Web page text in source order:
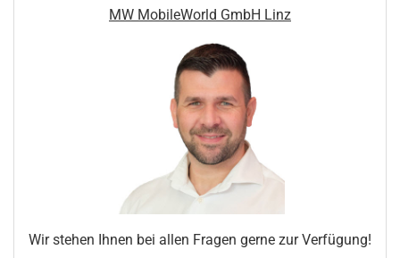
MW MobileWorld GmbH Linz
Wir stehen Ihnen bei allen Fragen gerne zur Verfügung!